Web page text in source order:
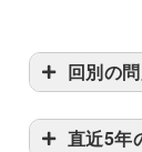
回別の
直近5年